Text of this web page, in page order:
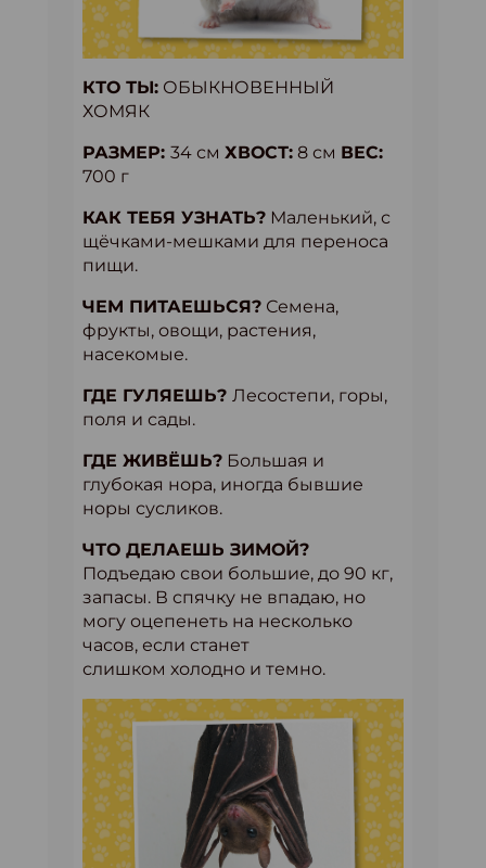
КТО ТЫ: ОБЫКНОВЕННЫЙ
ХОМЯК
РАЗМЕР: 34 см ХВОСТ: 8 см ВЕС:
700 г
КАК ТЕБЯ УЗНАТЬ? Маленький, с
щёчками-мешками для переноса
пищи.
ЧЕМ ПИТАЕШЬСЯ? Семена,
фрукты, овощи, растения,
насекомые.
ГДЕ ГУЛЯЕШЬ? Лесостепи, горы,
поля и сады.
ГДЕ ЖИВЁШЬ? Большая и
глубокая нора, иногда бывшие
норы сусликов.
ЧТО ДЕЛАЕШЬ ЗИМОЙ?
Подъедаю свои большие, до 90 кг,
запасы. В спячку не впадаю, но
могу оцепенеть на несколько
часов, если станет
слишком холодно и темно.